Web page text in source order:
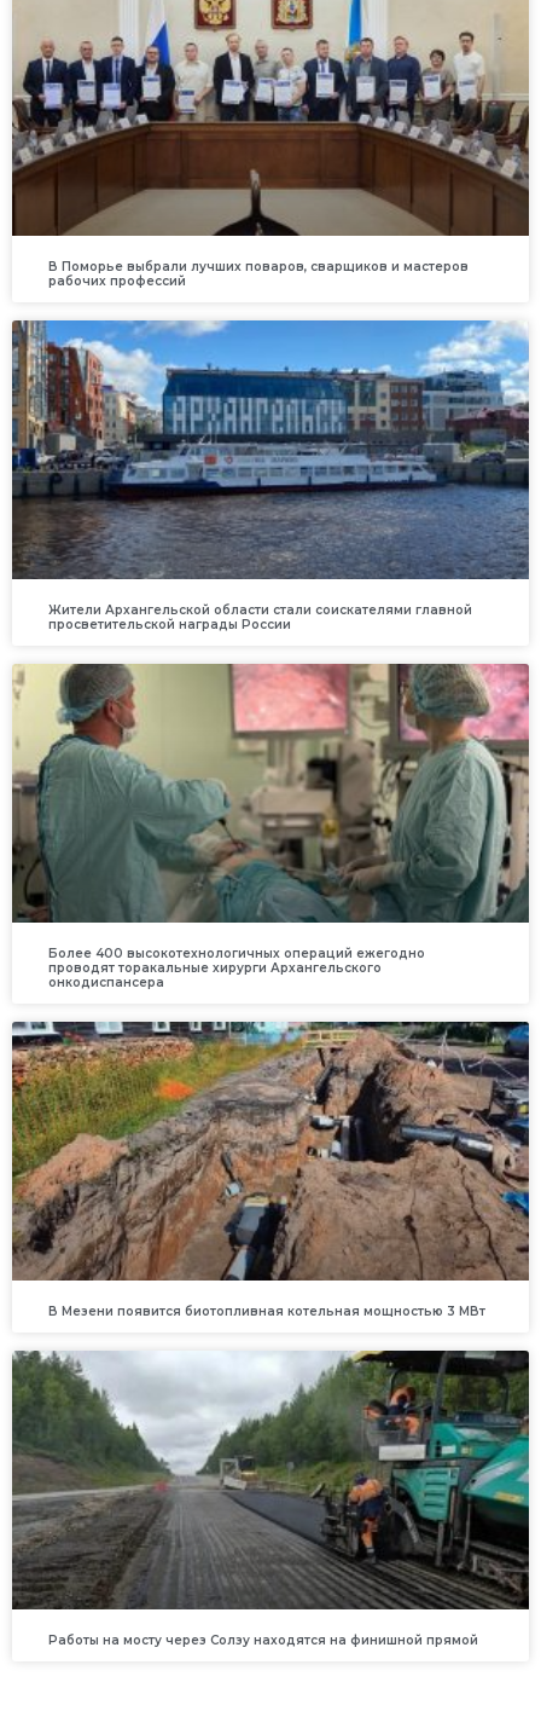
В Поморье выбрали лучших поваров, сварщиков и мастеров
рабочих профессий
Жители Архангельской области стали соискателями главной
просветительской награды России
Более 400 высокотехнологичных операций ежегодно
проводят торакальные хирурги Архангельского
онкодиспансера
В Мезени появится биотопливная котельная мощностью 3 МВт
Работы на мосту через Солзу находятся на финишной прямой